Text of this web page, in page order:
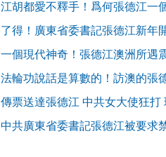
江胡都愛不釋手！爲何張德江一
了得！廣東省委書記張德江新年
一個現代神奇！張德江澳洲所遇
法輪功說話是算數的！訪澳的張
傳票送達張德江 中共女大使狂打
中共廣東省委書記張德江被要求